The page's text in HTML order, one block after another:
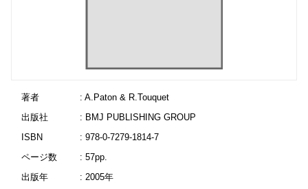
著者
: A.Paton & R.Touquet
出版社
: BMJ PUBLISHING GROUP
ISBN
: 978-0-7279-1814-7
ページ数
: 57pp.
出版年
: 2005年